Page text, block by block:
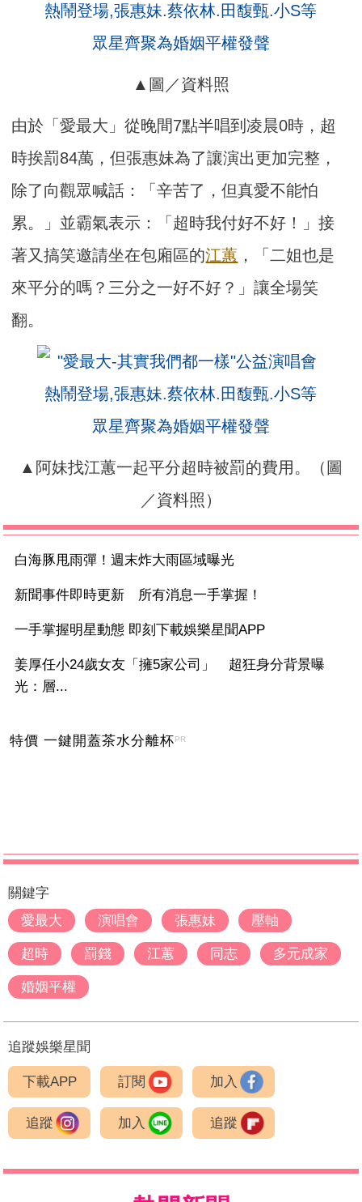
▲圖／資料照
由於「愛最大」從晚間7點半唱到凌晨0時，超
時挨罰84萬，但張惠妹為了讓演出更加完整，
除了向觀眾喊話：「辛苦了，但真愛不能怕
累。」並霸氣表示：「超時我付好不好！」接
著又搞笑邀請坐在包廂區的江蕙 ，「二姐也是
來平分的嗎？三分之一好不好？」讓全場笑
翻。
▲阿妹找江蕙一起平分超時被罰的費用。（圖
／資料照）
白海豚甩雨彈！週末炸大雨區域曝光
新聞事件即時更新 所有消息一手掌握！
一手掌握明星動態 即刻下載娛樂星聞APP
姜厚任小24歲女友「擁5家公司」 超狂身分背景曝
光：層...
特價 一鍵開蓋茶水分離杯PR
關鍵字
愛最大
演唱會 張惠妹 壓軸
超時 罰錢 江蕙 同志 多元成家
婚姻平權
追蹤娛樂星聞
下載APP 訂閱 加入
追蹤 加入 追蹤